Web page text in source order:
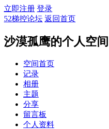
立即注册 登录
52梯控论坛 返回首页
沙漠孤鹰的个人空间
空间首页
记录
相册
主题
分享
留言板
个人资料